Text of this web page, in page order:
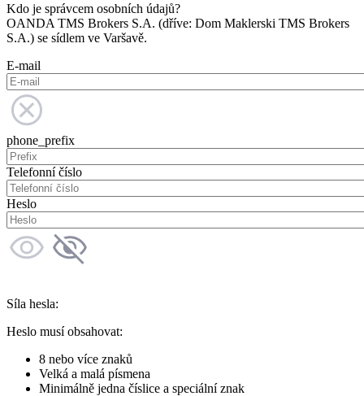
Kdo je správcem osobních údajů?
OANDA TMS Brokers S.A. (dříve: Dom Maklerski TMS Brokers
S.A.) se sídlem ve Varšavě.
E-mail
phone_prefix
Telefonní číslo
Heslo
Síla hesla:
Heslo musí obsahovat:
8 nebo více znaků
Velká a malá písmena
Minimálně jedna číslice a speciální znak